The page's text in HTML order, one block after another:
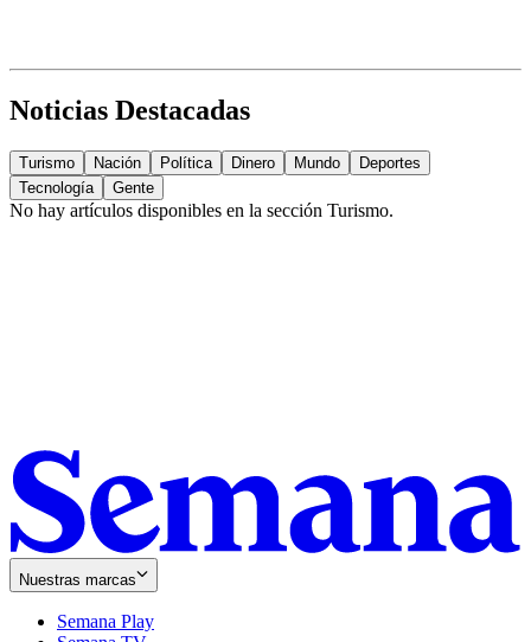
Noticias Destacadas
Turismo Nación Política Dinero Mundo
Deportes
Tecnología
Gente
No hay artículos disponibles en la sección Turismo.
Nuestras marcas
Semana Play